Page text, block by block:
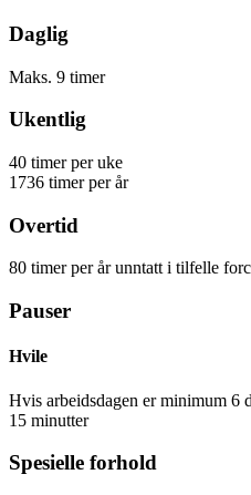
Daglig
Maks. 9 timer
Ukentlig
40 timerper uke
1736 timerper år
Overtid
80 timerper årunntatt i tilfelle
Pauser
Hvile
Hvis arbeidsdagen er minimum 6
15 minutter
Spesielle forhold